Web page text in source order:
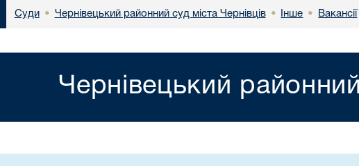
Суди • Чернівецький районний суд міста Чернівців • Інше • Вакансії
Чернівецький